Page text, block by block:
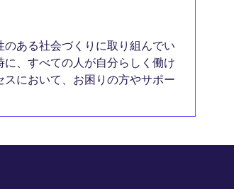
ある社会づくりに取り組んでい
、すべての人が自分らしく働け
において、お困りの方やサポー